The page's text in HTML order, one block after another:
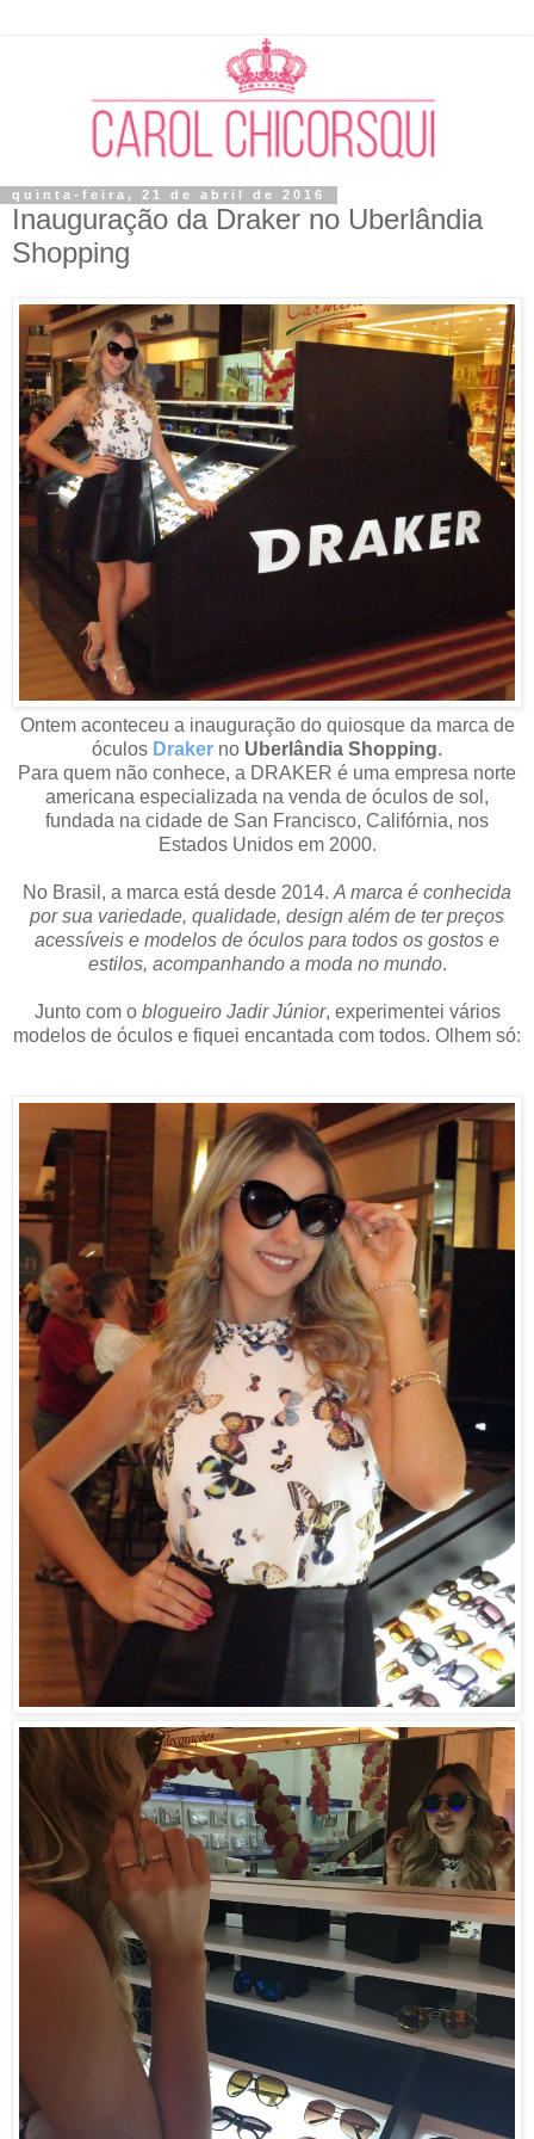
quinta-feira, 21 de abril de 2016
Inauguração da Draker no Uberlândia
Shopping
Ontem aconteceu a inauguração do quiosque da marca de
óculos Draker no Uberlândia Shopping.
Para quem não conhece, a DRAKER é uma empresa norte
americana especializada na venda de óculos de sol,
fundada na cidade de San Francisco, Califórnia, nos
Estados Unidos em 2000.
No Brasil, a marca está desde 2014. A marca é conhecida
por sua variedade, qualidade, design além de ter preços
acessíveis e modelos de óculos para todos os gostos e
estilos, acompanhando a moda no mundo.
Junto com o blogueiro Jadir Júnior, experimentei vários
modelos de óculos e fiquei encantada com todos. Olhem só: